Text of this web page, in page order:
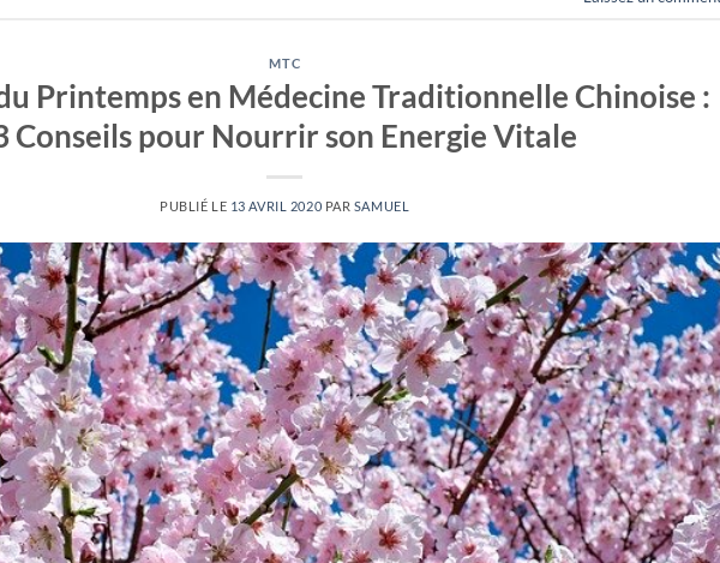
MTC
Printemps en Médecine Traditionnelle Chinoise :
Conseils pour Nourrir son Energie Vitale
PUBLIÉ LE 13 AVRIL 2020 PAR SAMUEL